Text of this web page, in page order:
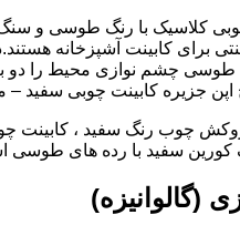
کلاسیک با رنگ طوسی و
برای کابینت آشپزخانه
طوسی چشم نوازی محیط را دو
اپن جزیره کابینت چوبی سفید
چوب رنگ سفید ، کابینت
کورین سفید با رده های طوسی
(گالوانیزه)